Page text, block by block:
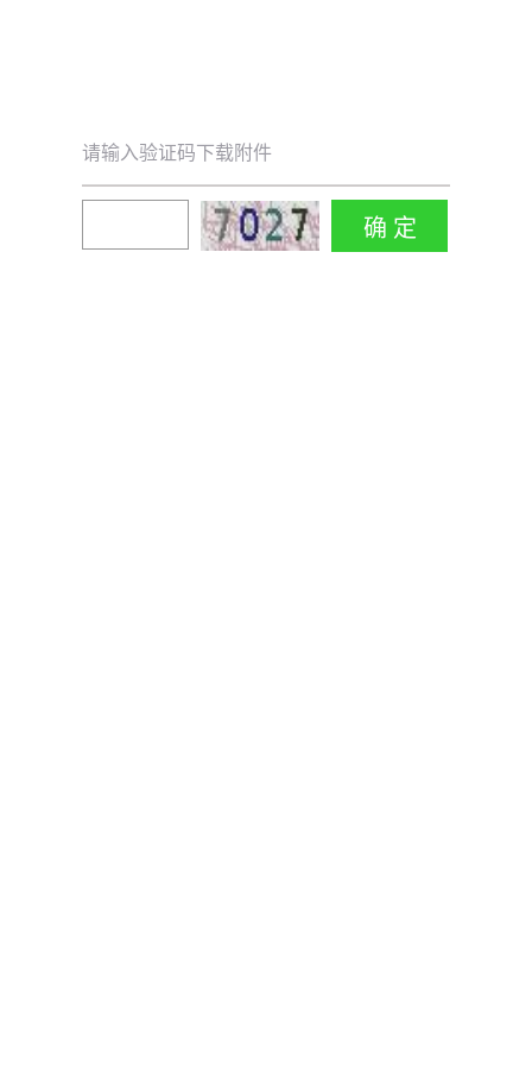
请输入验证码下载附件